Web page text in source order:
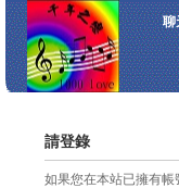
聊
請登錄
如果您在本站已擁有